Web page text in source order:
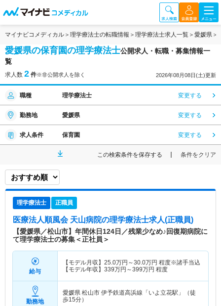
マイナビコメディカル 理学療法士の転職情報 理学療法士求人一覧 愛媛県
愛媛県の保育園の理学療法士公開求人・転職・募集情報一
覧
求人数 2 件※非公開求人を除く 2026年08月08日(土)更新
職種 理学療法士 変更する
勤務地 愛媛県 変更する
求人条件 保育園 変更する
この検索条件を保存する 条件をクリア
理学療法士 正職員
医療法人順風会 天山病院の理学療法士求人(正職員)
【愛媛県／松山市】年間休日124日／残業少なめ♪回復期病院に
て理学療法士の募集＜正社員＞
給与
【モデル月収】 25.0万円～30.0万円 程度※諸手当込
【モデル年収】 339万円～399万円 程度
勤務地
愛媛県 松山市 伊予鉄道高浜線「いよ立花駅」（徒
歩15分）